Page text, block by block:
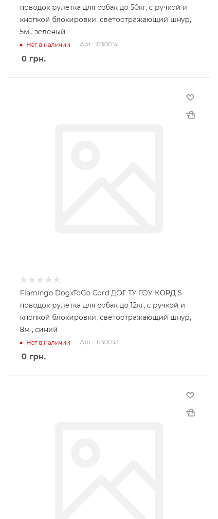
поводок рулетка для собак до 50кг, с ручкой и
кнопкой блокировки, светоотражающий шнур,
5м , зеленый
Нет в наличии Арт.: 1030014
0 грн.
Flamingo DogxToGo Cord ДОГ ТУ ГОУ КОРД S
поводок рулетка для собак до 12кг, с ручкой и
кнопкой блокировки, светоотражающий шнур,
8м , синий
Нет в наличии Арт.: 1030033
0 грн.